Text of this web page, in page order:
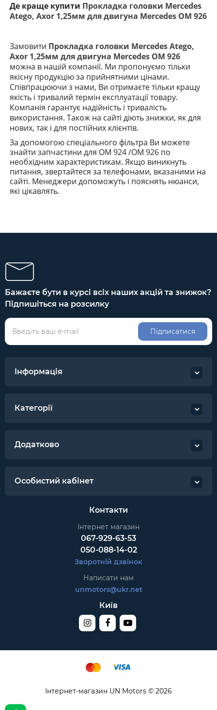
Де краще купити Прокладка головки Mercedes
Atego, Axor 1,25мм для двигуна Mercedes OM 926
Замовити Прокладка головки Mercedes Atego,
Axor 1,25мм для двигуна Mercedes OM 926
можна в нашій компанії. Ми пропонуємо тільки
якісну продукцію за прийнятними цінами.
Співпрацюючи з нами, Ви отримаєте тільки кращу
якість і тривалий термін експлуатації товару.
Компанія гарантує надійність і тривалість
використання. Також на сайті діють знижки, як для
нових, так і для постійних клієнтів.
За допомогою спеціального фільтра Ви можете
знайти запчастини для OM 924 /OM 926 по
необхідним характеристикам. Якщо виникнуть
питання, звертайтеся за телефонами, вказаними на
сайті. Менеджери допоможуть і пояснять нюанси,
які цікавлять.
Бажаєте бути в курсі всіх наших акцій та знижок?
Підпишіться на розсилку
Підписатися
Інформація
Категорії
Додатково
Особистий кабінет
Контакти
Інтернет магазин
067-929-63-53
050-088-14-02
Зворотній дзвінок
Написати нам
unmotors@ukr.net
Київ
Інтернет-магазин UN Motors © 2026